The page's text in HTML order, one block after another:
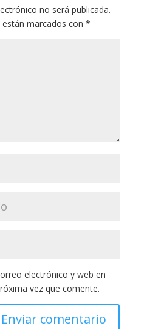
no será publicada.
marcados con *
electrónico y web en
vez que comente.